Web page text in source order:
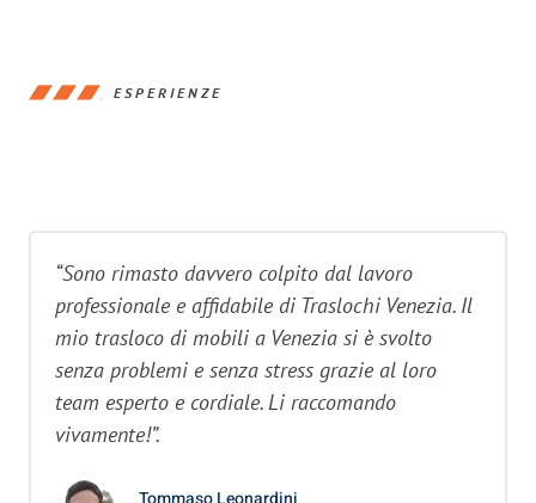
ESPERIENZE
“Sono rimasto davvero colpito dal lavoro
professionale e affidabile di Traslochi Venezia. Il
mio trasloco di mobili a Venezia si è svolto
senza problemi e senza stress grazie al loro
team esperto e cordiale. Li raccomando
vivamente!”.